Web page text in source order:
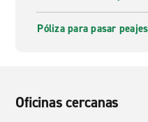
Póliza para pasar peajes
Oficinas cercanas